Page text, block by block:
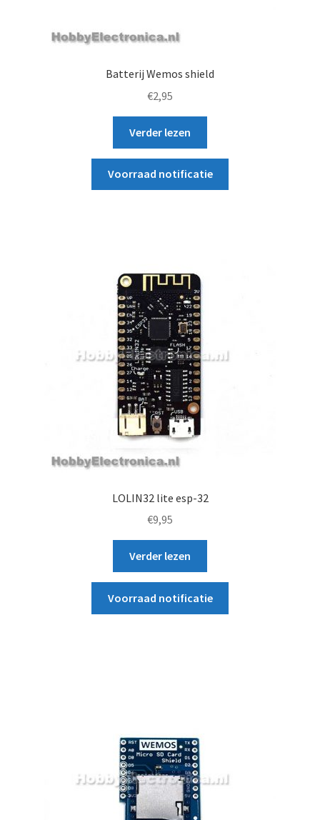
Batterij Wemos shield
€2,95
Verder lezen
Voorraad notificatie
LOLIN32 lite esp-32
€9,95
Verder lezen
Voorraad notificatie